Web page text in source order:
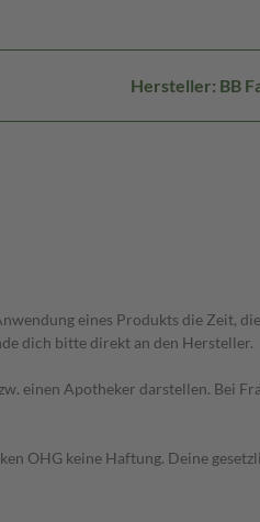
Hersteller: BB
eines Produkts die Zeit,
dich bitte direkt an den Hersteller.
einen Apotheker darstellen. Bei
OHG keine Haftung. Deine